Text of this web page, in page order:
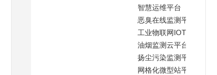
智慧运维平台
恶臭在线监测平台
工业物联网IOT云平台
油烟监测云平台
扬尘污染监测平台
网格化微型站平台